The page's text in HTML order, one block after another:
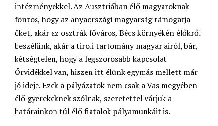
intézményekkel. Az Ausztriában élő magyaroknak
fontos, hogy az anyaországi magyarság támogatja
őket, akár az osztrák főváros, Bécs környékén élőkről
beszélünk, akár a tiroli tartomány magyarjairól, bár,
kétségtelen, hogy a legszorosabb kapcsolat
Őrvidékkel van, hiszen itt élünk egymás mellett már
jó ideje. Ezek a pályázatok nem csak a Vas megyében
élő gyerekeknek szólnak, szeretettel várjuk a
határainkon túl élő fiatalok pályamunkáit is.